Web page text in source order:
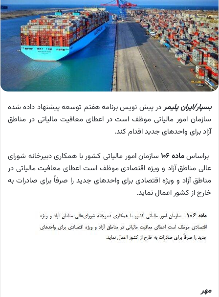
بسپار/ایران پلیمردر پیش نویس برنامه هفتم توسعه پیشنهاد داده شده
سازمان امور مالیاتی موظف است در اعطای معافیت مالیاتی در مناطق
آزاد برای واحدهای جدید اقدام کند.
براساسماده۱۰۶
سازمان امور مالیاتی کشور با همکاری دبیرخانه شورای
عالی مناطق آزاد و ویژه اقتصادی موظف است اعطای معافیت مالیاتی در
مناطق آزاد و ویژه اقتصادی برای واحدهای جدید را صرفاً برای صادرات به
خارج از کشور اعمال نماید.
مهر